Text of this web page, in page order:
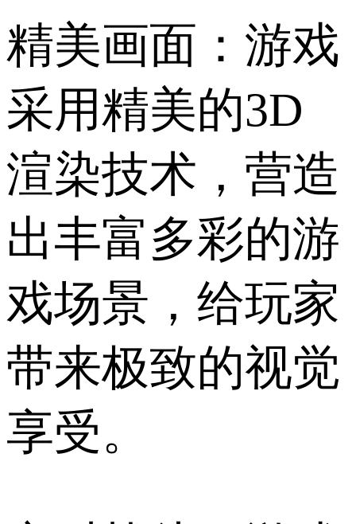
精美画面：游戏
采用精美的3D
渲染技术，营造
出丰富多彩的游
戏场景，给玩家
带来极致的视觉
享受。